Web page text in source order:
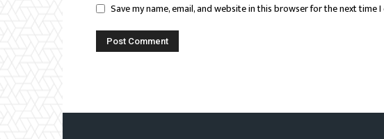
Save my name, email, and website in this browser for the next time